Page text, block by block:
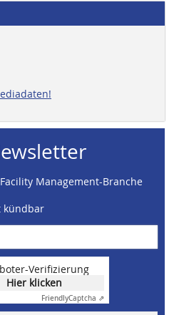
Management-Branche
kündbar
Verifizierung
Hier klicken
FriendlyCaptcha ⇗